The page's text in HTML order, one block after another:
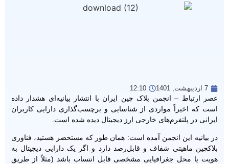
7 اردیبهشت, 1401 12:10
عصر ارتباط – انجمن بلاک چین ایران با انتشار بیانیه‌ای هشدار داده‌
است که اخیراً مواردی از شناسایی و برچسب‌گذاری دارایی کاربران
ایرانی در پلتفرم‌های خارجی ارز دیجیتال دیده شده است.
در بیانیه این انجمن آمده است: همان طور که مستحضر هستید، فناوری
بلاکچین ماهیتی شفاف و قابل‌رصد دارد و اگر یک دارایی دیجیتال به
هویت یا محل جغرافیایی مشخصی قابل انتساب باشد (مثلاً از طریق